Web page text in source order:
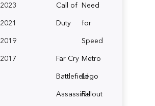
2023
2021
2019
2017
Call of
Duty
Need
for
Speed
Far Cry Metro
BattlefieldLego
Assassin'sFallout